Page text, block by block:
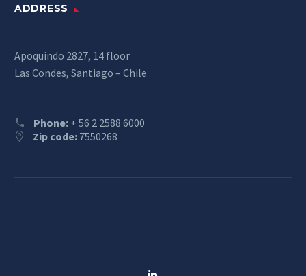
ADDRESS
Apoquindo 2827, 14 floor
Las Condes, Santiago – Chile
Phone: + 56 2 2588 6000
Zip code: 7550268